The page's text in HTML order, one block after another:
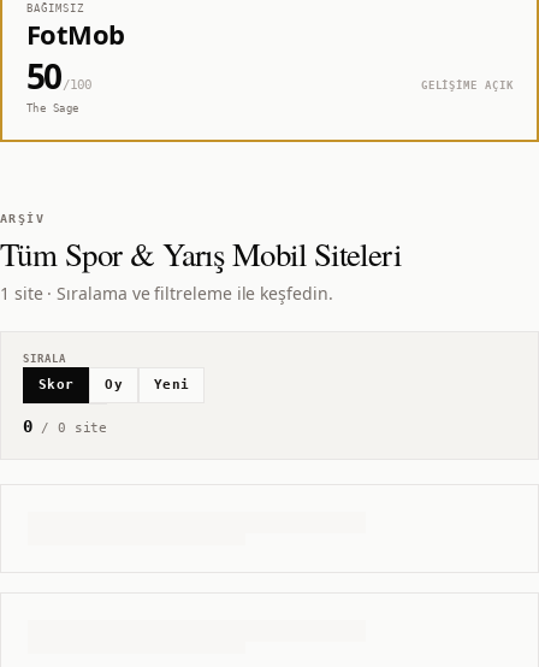
BAĞIMSIZ
FotMob
50/100
GELİŞİME AÇIK
The Sage
ARŞIV
TümSpor & Yarış MobilSiteleri
1 site · Sıralama ve filtreleme ile keşfedin.
SIRALA
Skor Oy Yeni
0/ 0 site